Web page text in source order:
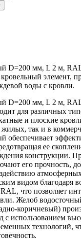
D=200 мм, L 2 м,
элемент,
воды с кровли.
D=200 мм, L 2 м,
для различных
и плоские
жилых, так и в
обеспечивает
ее
конструкции.
его прочность,
видом благодаря
что позволяет
Желоб
коричневый)
с использованием
технологий,